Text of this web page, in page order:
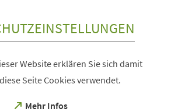
Website erklären Sie sich damit
Seite Cookies verwendet.
Mehr Infos
(Öffnet